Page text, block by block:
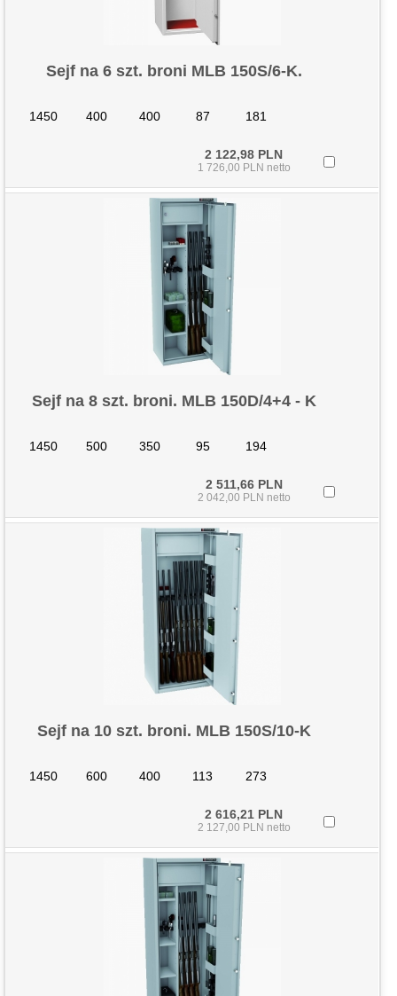
Sejf na 6 szt. broni MLB 150S/6-K.
1450 400 400 87 181
2 122,98 PLN
1 726,00 PLN netto
Sejf na 8 szt. broni. MLB 150D/4+4 - K
1450 500 350 95 194
2 511,66 PLN
2 042,00 PLN netto
Sejf na 10 szt. broni. MLB 150S/10-K
1450 600 400 113 273
2 616,21 PLN
2 127,00 PLN netto